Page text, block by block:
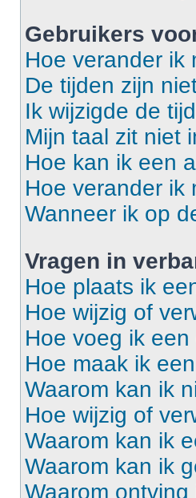
Gebruikers
Hoe verander ik
De tijden zijn
Ik wijzigde de
Mijn taal zit niet
Hoe kan ik een
Hoe verander ik
Wanneer ik op
Vragen in
Hoe plaats ik
Hoe wijzig of
Hoe voeg ik
Hoe maak ik
Waarom kan ik
Hoe wijzig of
Waarom kan ik
Waarom kan ik
Waarom